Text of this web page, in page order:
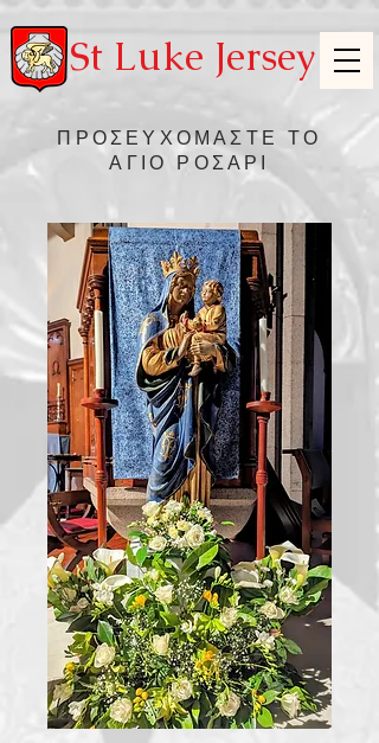
St Luke Jersey
ΠΡΟΣΕΥΧΟΜΑΣΤΕ ΤΟ
ΑΓΙΟ ΡΟΣΑΡΙ